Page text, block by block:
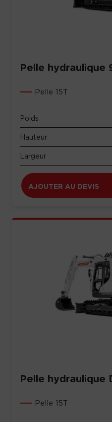
Pelle hydraulique
Pelle 15T
Poids
Hauteur
Largeur
AJOUTER AU DEVIS
Pelle hydraulique
Pelle 15T